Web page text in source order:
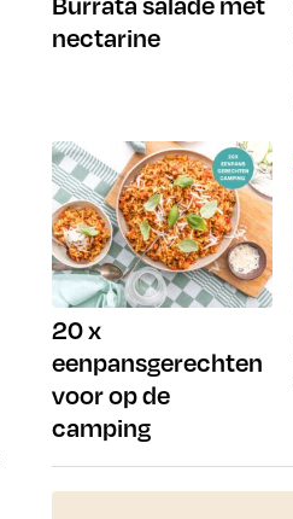
nectarine
20 x
eenpansgerechten
voor op de
camping